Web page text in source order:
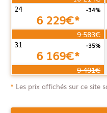
24
-34%
6 229€*
9 583€
31
-35%
6 169€*
9 491€
* Les prix affichés sur ce site